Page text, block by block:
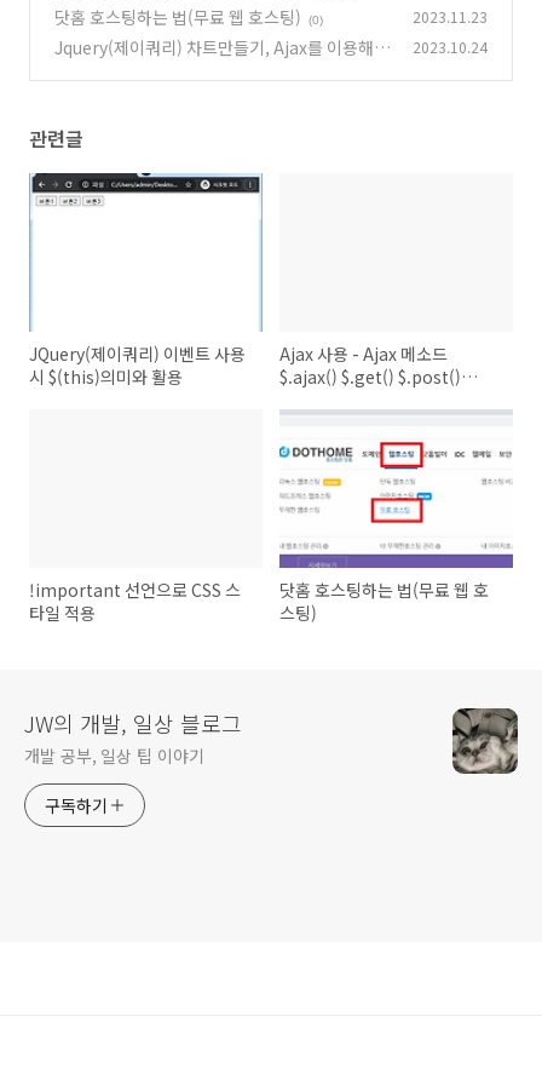
닷홈 호스팅하는 법(무료 웹 호스팅) (0) 2023.11.23
Jquery(제이쿼리) 차트만들기, Ajax를 이용해
2023.10.24
관련글
JQuery(제이쿼리) 이벤트 사용
시 $(this)의미와 활용
Ajax 사용 - Ajax 메소드
$.ajax() $.get() $.post()
!important 선언으로 CSS 스
타일 적용
닷홈 호스팅하는 법(무료 웹 호
스팅)
JW의 개발, 일상 블로그
개발 공부, 일상 팁 이야기
구독하기